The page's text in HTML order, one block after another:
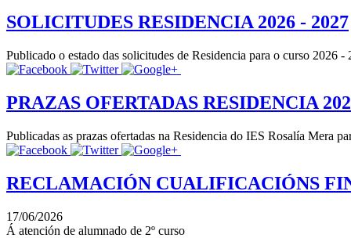
SOLICITUDES RESIDENCIA 2026 - 2027
Publicado o estado das solicitudes de Residencia para o curso 2026 -
PRAZAS OFERTADAS RESIDENCIA
Publicadas as prazas ofertadas na Residencia do IES Rosalía Mera
RECLAMACIÓN CUALIFICACIÓNS
17/06/2026
Á atención de alumnado de 2º curso